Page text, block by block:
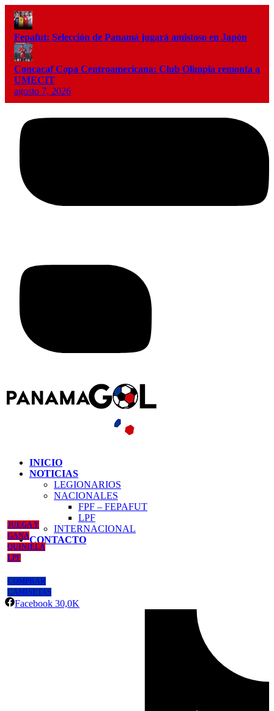
Fepafut: Selección de Panamá jugará amistoso en Japón
Concacaf Copa Centroamericana: Club Olimpia remonta a
UMECIT
agosto 7, 2026
INICIO
NOTICIAS
LEGIONARIOS
NACIONALES
FPF – FEPAFUT
LPF
INTERNACIONAL
CONTACTO
JUEGA Y
GANA
QUINIELA
LPF
COMPRAR
CAMISETAS
Facebook 30,0K